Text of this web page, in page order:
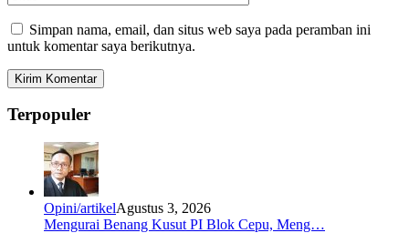
Simpan nama, email, dan situs web saya pada peramban ini
untuk komentar saya berikutnya.
Terpopuler
Opini/artikelAgustus 3, 2026
Mengurai Benang Kusut PI Blok Cepu, Meng…